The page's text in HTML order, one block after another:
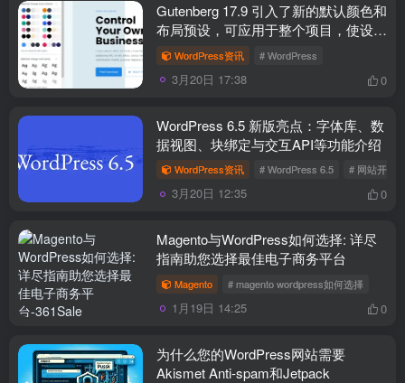
Gutenberg 17.9 引入了新的默认颜色和
布局预设，可应用于整个项目，使设计
更具凝聚力。
WordPress资讯 # WordPress
3月20日 17:38 0
WordPress 6.5 新版亮点：字体库、数
据视图、块绑定与交互API等功能介绍
WordPress资讯 # WordPress 6.5 # 网站开发
3月20日 12:35 0
Magento与WordPress如何选择: 详尽
指南助您选择最佳电子商务平台
Magento # magento wordpress如何选择
1月19日 14:25 0
为什么您的WordPress网站需要
Akismet Anti-spam和Jetpack